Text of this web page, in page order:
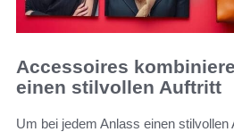
Accessoires
einen stilvollen Auftritt
Um bei jedem Anlass einen stilvollen